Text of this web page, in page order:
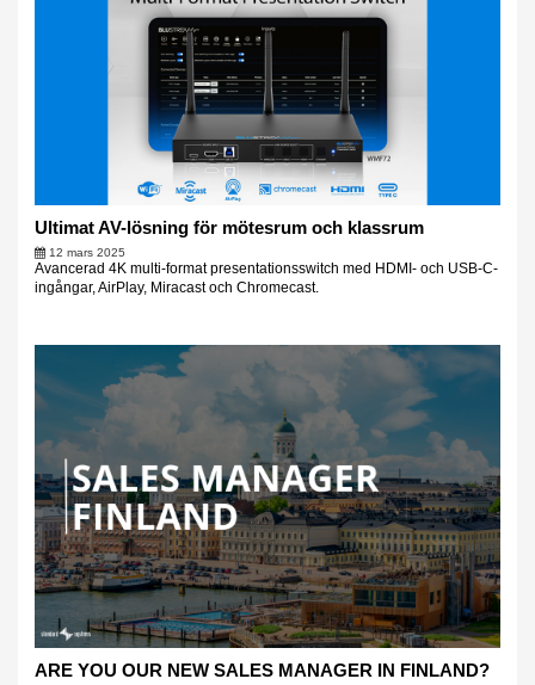
Ultimat AV-lösning för mötesrum och klassrum
12 mars 2025
Avancerad 4K multi-format presentationsswitch med HDMI- och USB-C-
ingångar, AirPlay, Miracast och Chromecast.
ARE YOU OUR NEW SALES MANAGER IN FINLAND?